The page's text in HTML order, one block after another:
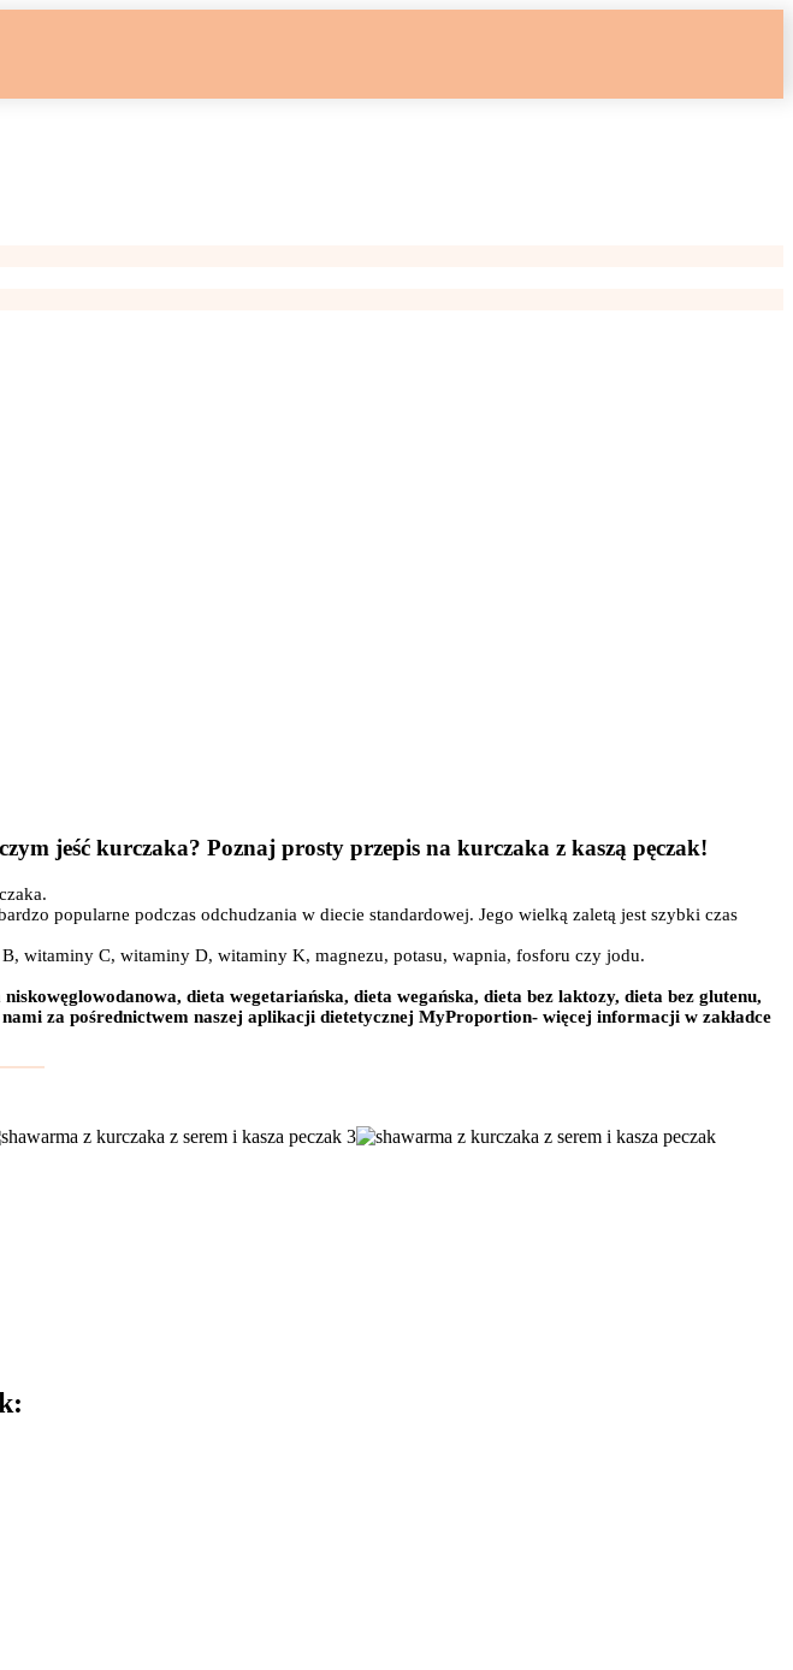
jeść kurczaka? Poznaj prosty przepis na kurczaka z kaszą pęczak!
popularne podczas odchudzania w diecie standardowej. Jego wielką zaletą jest szybki czas
witaminy C, witaminy D, witaminy K, magnezu, potasu, wapnia, fosforu czy jodu.
dieta wegetariańska, dieta wegańska, dieta bez laktozy, dieta bez glutenu,
za pośrednictwem naszej aplikacji dietetycznej MyProportion- więcej informacji w zakładce